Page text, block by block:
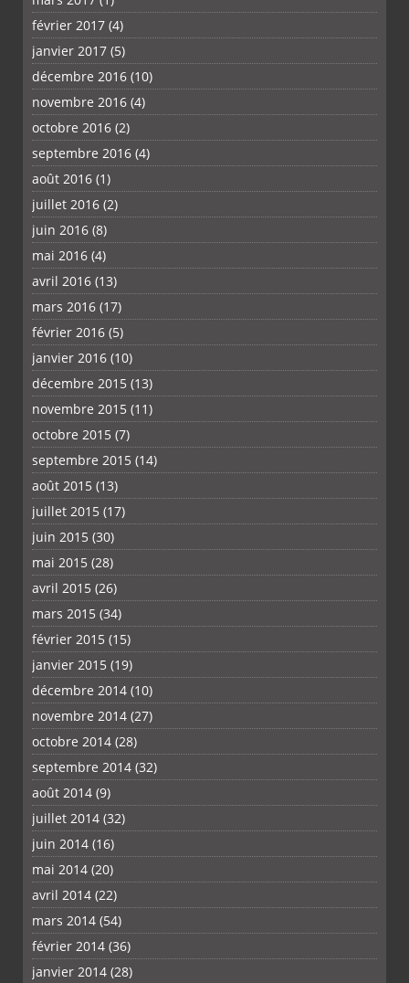
février 2017 (4)
janvier 2017 (5)
décembre 2016 (10)
novembre 2016 (4)
octobre 2016 (2)
septembre 2016 (4)
août 2016 (1)
juillet 2016 (2)
juin 2016 (8)
mai 2016 (4)
avril 2016 (13)
mars 2016 (17)
février 2016 (5)
janvier 2016 (10)
décembre 2015 (13)
novembre 2015 (11)
octobre 2015 (7)
septembre 2015 (14)
août 2015 (13)
juillet 2015 (17)
juin 2015 (30)
mai 2015 (28)
avril 2015 (26)
mars 2015 (34)
février 2015 (15)
janvier 2015 (19)
décembre 2014 (10)
novembre 2014 (27)
octobre 2014 (28)
septembre 2014 (32)
août 2014 (9)
juillet 2014 (32)
juin 2014 (16)
mai 2014 (20)
avril 2014 (22)
mars 2014 (54)
février 2014 (36)
janvier 2014 (28)